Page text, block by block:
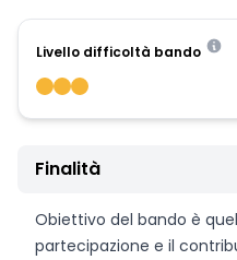
Livello difficoltà bando
Finalità
Obiettivo del bando è
partecipazione e il